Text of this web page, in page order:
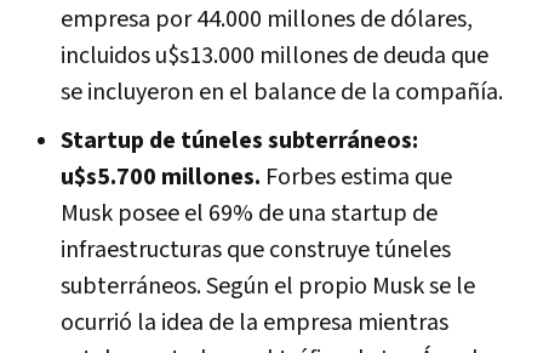
empresa por 44.000 millones de dólares,
incluidos u$s13.000 millones de deuda que
se incluyeron en el balance de la compañía.
Startup de túneles subterráneos:
u$s5.700 millones. Forbes estima que
Musk posee el 69% de una startup de
infraestructuras que construye túneles
subterráneos. Según el propio Musk se le
ocurrió la idea de la empresa mientras